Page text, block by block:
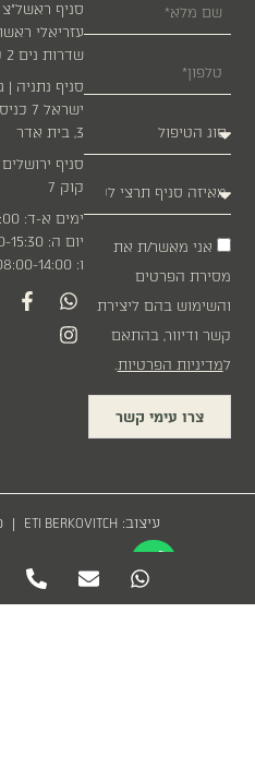
סניף ראשל״צ | מגדל
עזריאלי ראשונים,
שדרות נים 2 קומה 8
סניף נתניה | גיבורי
ישראל 7 כניסה B קומה
סניף ירושלים | הרב
קוק 7
ימים א-ד: 10:30-19:00,
יום ה: 08:00-15:30, יום
מאשר/ת את
הפרטים
בהם ליצירת
בהתאם
הפרטיות.
עימי קשר
ETI BERKOVITCH| פיתוח: